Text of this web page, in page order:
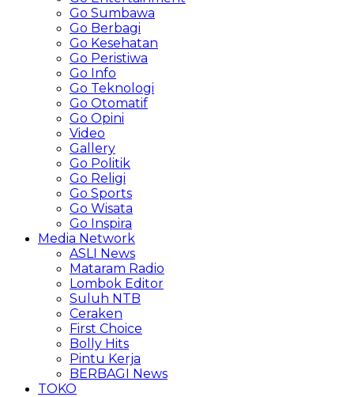
Go Sumbawa
Go Berbagi
Go Kesehatan
Go Peristiwa
Go Info
Go Teknologi
Go Otomatif
Go Opini
Video
Gallery
Go Politik
Go Religi
Go Sports
Go Wisata
Go Inspira
Media Network
ASLI News
Mataram Radio
Lombok Editor
Suluh NTB
Ceraken
First Choice
Bolly Hits
Pintu Kerja
BERBAGI News
TOKO